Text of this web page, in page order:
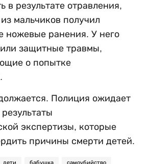
в результате отравления,
мальчиков получил
ножевые ранения. У него
защитные травмы,
о попытке
Полиция ожидает
экспертизы, которые
причины смерти детей.
дети бабушка самоубийство